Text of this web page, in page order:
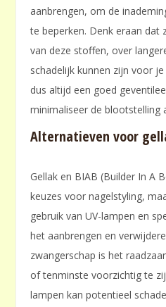
aanbrengen, om de
te beperken. Denk eraan dat
van deze stoffen, over
schadelijk kunnen zijn voor
dus altijd een goed
minimaliseer de blootstelling
Alternatieven voor
Gellak en BIAB (Builder In A
keuzes voor nagelstyling,
gebruik van UV-lampen en
het aanbrengen en
zwangerschap is het
of tenminste voorzichtig te
lampen kan potentieel